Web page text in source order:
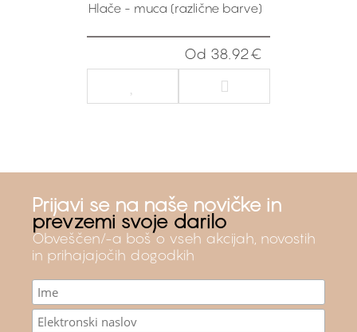
Hlače - muca (različne barve)
Od 38.92€
Prijavi se na naše novičke in
prevzemi svoje darilo
Obveščen/-a boš o vseh akcijah, novostih
in prihajajočih dogodkih